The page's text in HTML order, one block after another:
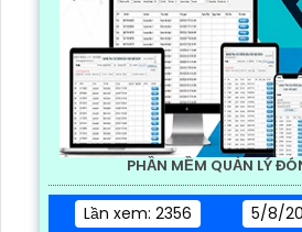
PHẦN MỀM QUẢN LÝ
Lần xem: 2356
5/8/